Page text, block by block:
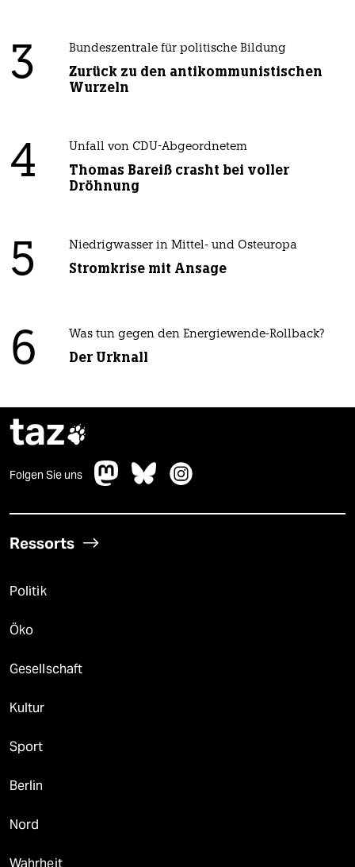
3 Bundeszentrale für politische Bildung
Zurück zu den antikommunistischen
Wurzeln
4 Unfall von CDU-Abgeordnetem
Thomas Bareiß crasht bei voller
Dröhnung
5 Niedrigwasser in Mittel- und Osteuropa
Stromkrise mit Ansage
6 Was tun gegen den Energiewende-Rollback?
Der Urknall
taz
Folgen Sie uns
Ressorts
Politik
Öko
Gesellschaft
Kultur
Sport
Berlin
Nord
Wahrheit